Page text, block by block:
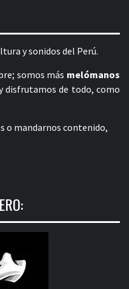
y sonidos del Perú.
somos más melómanos
disfrutamos de todo, como
o mandarnos contenido,